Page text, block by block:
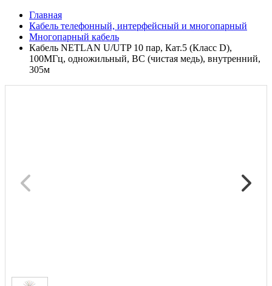
Главная
Кабель телефонный, интерфейсный и многопарный
Многопарный кабель
Кабель NETLAN U/UTP 10 пар, Кат.5 (Класс D),
100МГц, одножильный, BC (чистая медь), внутренний,
305м